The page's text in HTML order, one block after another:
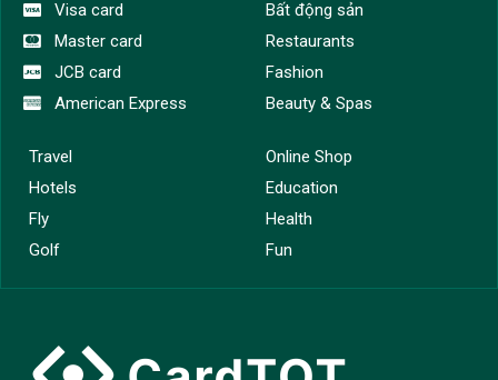
Visa card
Master card
JCB card
American Express
Bất động sản
Restaurants
Fashion
Beauty & Spas
Travel
Hotels
Fly
Golf
Online Shop
Education
Health
Fun